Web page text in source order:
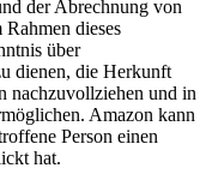
der Abrechnung von
dieses
über
dienen, die Herkunft
nachzuvollziehen und in
Amazon kann
Person einen
hat.